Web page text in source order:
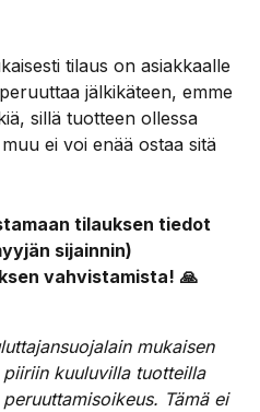
tilaus on asiakkaalle
jälkikäteen, emme
sillä tuotteen ollessa
ei voi enää ostaa sitä
tilauksen tiedot
sijainnin)
vahvistamista! 🙏
mukaisen
kuuluvilla tuotteilla
Tämä ei